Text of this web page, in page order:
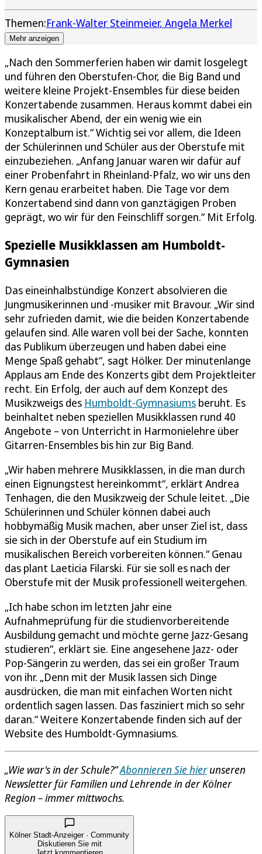
Themen:Frank-Walter Steinmeier Angela Merkel
Mehr anzeigen
„Nach den Sommerferien haben wir damit losgelegt
und führen den Oberstufen-Chor, die Big Band und
weitere kleine Projekt-Ensembles für diese beiden
Konzertabende zusammen. Heraus kommt dabei ein
musikalischer Abend, der ein wenig wie ein
Konzeptalbum ist.“ Wichtig sei vor allem, die Ideen
der Schülerinnen und Schüler aus der Oberstufe mit
einzubeziehen. „Anfang Januar waren wir dafür auf
einer Probenfahrt in Rheinland-Pfalz, wo wir uns den
Kern genau erarbeitet haben. Die Tage vor dem
Konzertabend sind dann von ganztägigen Proben
geprägt, wo wir für den Feinschliff sorgen.“ Mit Erfolg.
Spezielle Musikklassen am Humboldt-
Gymnasien
Das eineinhalbstündige Konzert absolvieren die
Jungmusikerinnen und -musiker mit Bravour. „Wir sind
sehr zufrieden damit, wie die beiden Konzertabende
gelaufen sind. Alle waren voll bei der Sache, konnten
das Publikum überzeugen und haben dabei eine
Menge Spaß gehabt“, sagt Hölker. Der minutenlange
Applaus am Ende des Konzerts gibt dem Projektleiter
recht. Ein Erfolg, der auch auf dem Konzept des
Musikzweigs des Humboldt-Gymnasiums beruht. Es
beinhaltet neben speziellen Musikklassen rund 40
Angebote – von Unterricht in Harmonielehre über
Gitarren-Ensembles bis hin zur Big Band.
„Wir haben mehrere Musikklassen, in die man durch
einen Eignungstest hereinkommt“, erklärt Andrea
Tenhagen, die den Musikzweig der Schule leitet. „Die
Schülerinnen und Schüler können dabei auch
hobbymäßig Musik machen, aber unser Ziel ist, dass
sie sich in der Oberstufe auf ein Studium im
musikalischen Bereich vorbereiten können.“ Genau
das plant Laeticia Filarski. Für sie soll es nach der
Oberstufe mit der Musik professionell weitergehen.
„Ich habe schon im letzten Jahr eine
Aufnahmeprüfung für die studienvorbereitende
Ausbildung gemacht und möchte gerne Jazz-Gesang
studieren“, erklärt sie. Eine angesehene Jazz- oder
Pop-Sängerin zu werden, das sei ein großer Traum
von ihr. „Denn mit der Musik lassen sich Dinge
ausdrücken, die man mit einfachen Worten nicht
ordentlich sagen lassen. Das fasziniert mich so sehr
daran.“ Weitere Konzertabende finden sich auf der
Website des Humboldt-Gymnasiums.
„Wie war's in der Schule?“Abonnieren Sie hierunseren
Newsletter für Familien und Lehrende in der Kölner
Region – immer mittwochs.
Kölner Stadt-Anzeiger · Community
Diskutieren Sie mit